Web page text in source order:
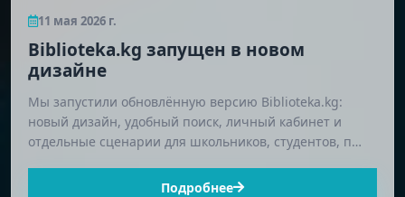
11 мая 2026 г.
Biblioteka.kg запущен в новом
дизайне
Мы запустили обновлённую версию Biblioteka.kg:
новый дизайн, удобный поиск, личный кабинет и
отдельные сценарии для школьников, студентов, п…
Подробнее